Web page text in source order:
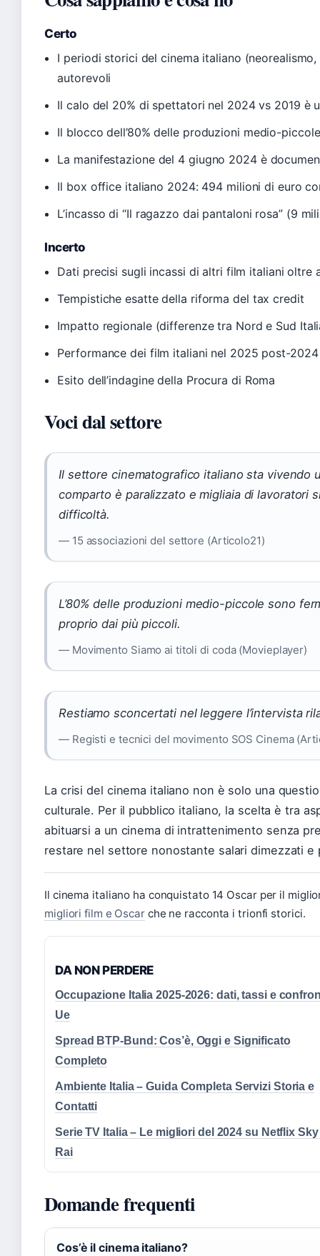
Certo
I periodi storici del cinema italiano
autorevoli
Il calo del 20% di spettatori nel 2024 vs 2019 è
Il blocco dell’80% delle produzioni medio-
La manifestazione del 4 giugno 2024 è
Il box office italiano 2024: 494 milioni di euro
L’incasso di “Il ragazzo dai pantaloni rosa” (9
Incerto
Dati precisi sugli incassi di altri film italiani oltre
Tempistiche esatte della riforma del tax credit
Impatto regionale (differenze tra Nord e Sud
Performance dei film italiani nel 2025 post-2024
Esito dell’indagine della Procura di Roma
Voci dal settore
Il settore cinematografico italiano sta vivendo
comparto è paralizzato e migliaia di lavoratori
difficoltà.
— 15 associazioni del settore (Articolo21)
L’80% delle produzioni medio-piccole sono
proprio dai più piccoli.
— Movimento Siamo ai titoli di coda (Movieplayer)
Restiamo sconcertati nel leggere l’intervista
— Registi e tecnici del movimento SOS Cinema
La crisi del cinema italiano non è solo una
culturale. Per il pubblico italiano, la scelta è tra
abituarsi a un cinema di intrattenimento senza
restare nel settore nonostante salari dimezzati
Il cinema italiano ha conquistato 14 Oscar per il
migliori film e Oscarche ne racconta i trionfi storici.
DA NON PERDERE
Occupazione Italia 2025-2026: dati, tassi e
Ue
Spread BTP-Bund: Cos’è, Oggi e Significato
Completo
Ambiente Italia – Guida Completa Servizi Storia e
Contatti
Serie TV Italia – Le migliori del 2024 su Netflix Sky
Rai
Domande frequenti
Cos’è il cinema italiano?